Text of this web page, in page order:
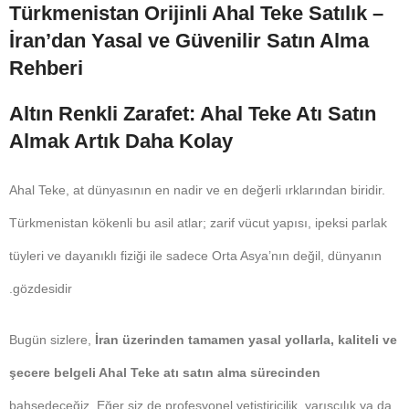
Türkmenistan Orijinli Ahal Teke Satılık –
İran’dan Yasal ve Güvenilir Satın Alma
Rehberi
Altın Renkli Zarafet: Ahal Teke Atı Satın
Almak Artık Daha Kolay
Ahal Teke, at dünyasının en nadir ve en değerli ırklarından biridir.
Türkmenistan kökenli bu asil atlar; zarif vücut yapısı, ipeksi parlak
tüyleri ve dayanıklı fiziği ile sadece Orta Asya’nın değil, dünyanın
gözdesidir.
Bugün sizlere, İran üzerinden tamamen yasal yollarla, kaliteli ve
şecere belgeli Ahal Teke atı satın alma sürecinden
bahsedeceğiz. Eğer siz de profesyonel yetiştiricilik, yarışçılık ya da